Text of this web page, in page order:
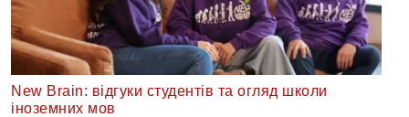
New Brain: відгуки студентів та огляд школи
іноземних мов